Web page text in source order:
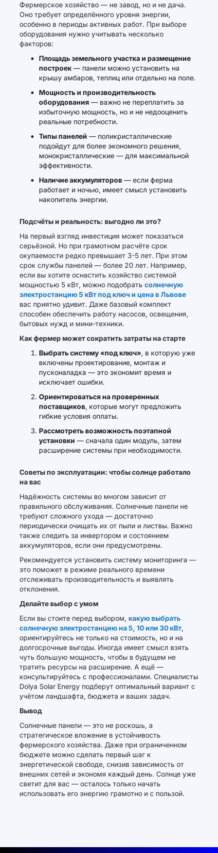
Фермерское хозяйство — не завод, но и не дача.
Оно требует определённого уровня энергии,
особенно в периоды активных работ. При выборе
оборудования нужно учитывать несколько
факторов:
Площадь земельного участка и размещение
построек — панели можно установить на
крышу амбаров, теплиц или отдельно на поле.
Мощность и производительность
оборудования — важно не переплатить за
избыточную мощность, но и не недооценить
реальные потребности.
Типы панелей — поликристаллические
подойдут для более экономного решения,
монокристаллические — для максимальной
эффективности.
Наличие аккумуляторов — если ферма
работает и ночью, имеет смысл установить
накопитель энергии.
Подсчёты и реальность: выгодно ли это?
На первый взгляд инвестиция может показаться
серьёзной. Но при грамотном расчёте срок
окупаемости редко превышает 3-5 лет. При этом
срок службы панелей — более 20 лет. Например,
если вы хотите оснастить хозяйство системой
мощностью 5 кВт, можно подобрать солнечную
электростанцию 5 кВт под ключ и цена в Львове
вас приятно удивит. Даже базовый комплект
способен обеспечить работу насосов, освещения,
бытовых нужд и мини-техники.
Как фермер может сократить затраты на старте
Выбрать систему «под ключ», в которую уже
включены проектирование, монтаж и
пусконаладка — это экономит время и
исключает ошибки.
Ориентироваться на проверенных
поставщиков, которые могут предложить
гибкие условия оплаты.
Рассмотреть возможность поэтапной
установки — сначала один модуль, затем
расширение системы при необходимости.
Советы по эксплуатации: чтобы солнце работало
на вас
Надёжность системы во многом зависит от
правильного обслуживания. Солнечные панели не
требуют сложного ухода — достаточно
периодически очищать их от пыли и листвы. Важно
также следить за инвертором и состоянием
аккумуляторов, если они предусмотрены.
Рекомендуется установить систему мониторинга —
это поможет в режиме реального времени
отслеживать производительность и выявлять
отклонения.
Делайте выбор с умом
Если вы стоите перед выбором, какую выбрать
солнечную электростанцию на 5, 10 или 30 кВт,
ориентируйтесь не только на стоимость, но и на
долгосрочные выгоды. Иногда имеет смысл взять
чуть большую мощность, чтобы в будущем не
тратить ресурсы на расширение. А ещё —
консультируйтесь с профессионалами. Специалисты
Dolya Solar Energy подберут оптимальный вариант с
учётом ландшафта, бюджета и ваших задач.
Вывод
Солнечные панели — это не роскошь, а
стратегическое вложение в устойчивость
фермерского хозяйства. Даже при ограниченном
бюджете можно сделать первый шаг к
энергетической свободе, снизив зависимость от
внешних сетей и экономя каждый день. Солнце уже
светит для вас — осталось только начать
использовать его энергию грамотно и с пользой.